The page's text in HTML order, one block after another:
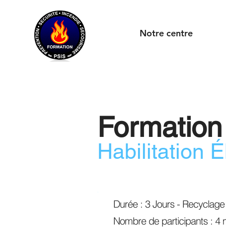
Notre centre
Habilitation
Durée : 3 Jours -
Nombre de participants : 4